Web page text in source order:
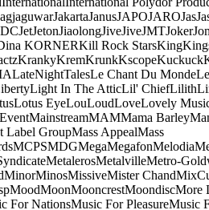
JakartaJanusJAPOJAROJas
JetJetonJiaolongJiveJiveJMTJoker
KORNERKill Rock StarsKing
KrankyKremKrunkKscopeKuckuck
LateNightTalesLe Chant Du Monde
Light In The AtticLil' ChiefLilith
Lotus EyeLouLoudLoveLovely
MainstreamMAMMama Barley
Label GroupMass AppealMass
MCPSMDGMegaMegafonMelodia
MetalerosMetalvilleMetro-
MinorMinosMissiveMister Chand
MoodMoonMooncrestMoondiscMore
For NationsMusic For PleasureMusic